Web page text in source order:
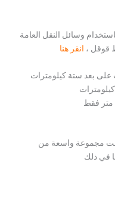
وسائل النقل العامة
قوقل ، انقر هنا
على بعد ستة كيلومترات
مجموعة واسعة من
في ذلك